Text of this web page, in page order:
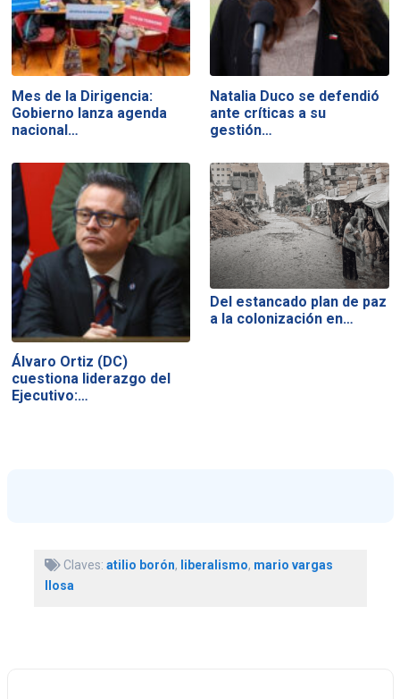
Mes de la Dirigencia:
Gobierno lanza agenda
nacional…
Natalia Duco se defendió
ante críticas a su
gestión…
Álvaro Ortiz (DC)
cuestiona liderazgo del
Ejecutivo:…
Del estancado plan de paz
a la colonización en…
Claves: atilio borón, liberalismo, mario vargas
llosa